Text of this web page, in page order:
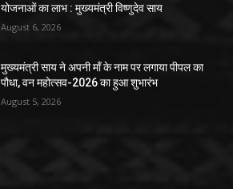
योजनाओं का लाभ : मुख्यमंत्री विष्णुदेव साय
August 6, 2026
मुख्यमंत्री साय ने अपनी माँ के नाम पर लगाया पीपल का
पौधा, वन महोत्सव-2026 का हुआ शुभारंभ
August 5, 2026